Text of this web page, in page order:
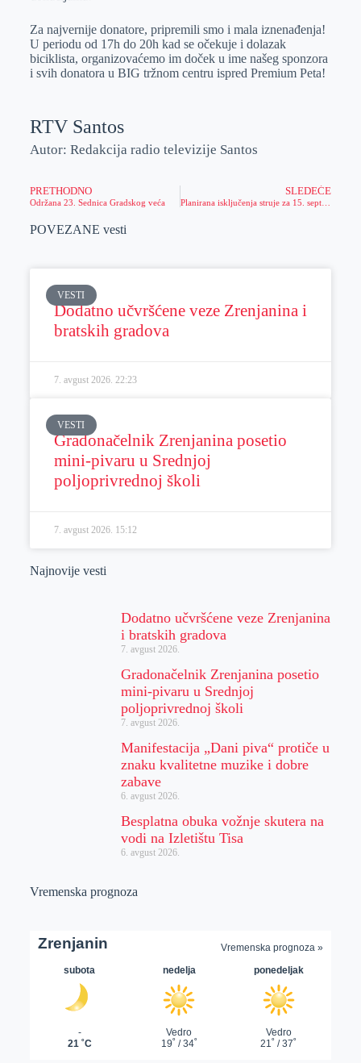
Za najvernije donatore, pripremili smo i mala iznenađenja!
U periodu od 17h do 20h kad se očekuje i dolazak
biciklista, organizovaćemo im doček u ime našeg sponzora
i svih donatora u BIG tržnom centru ispred Premium Peta!
RTV Santos
Autor: Redakcija radio televizije Santos
PRETHODNO
Održana 23. Sednica Gradskog veća
SLEDEĆE
POVEZANE vesti
VESTI
Dodatno učvršćene veze Zrenjanina i
bratskih gradova
7. avgust 2026. 22:23
VESTI
Gradonačelnik Zrenjanina posetio
mini-pivaru u Srednjoj
poljoprivrednoj školi
7. avgust 2026. 15:12
Najnovije vesti
Dodatno učvršćene veze Zrenjanina
i bratskih gradova
7. avgust 2026.
Gradonačelnik Zrenjanina posetio
mini-pivaru u Srednjoj
poljoprivrednoj školi
7. avgust 2026.
Manifestacija „Dani piva“ protiče u
znaku kvalitetne muzike i dobre
zabave
6. avgust 2026.
Besplatna obuka vožnje skutera na
vodi na Izletištu Tisa
6. avgust 2026.
Vremenska prognoza